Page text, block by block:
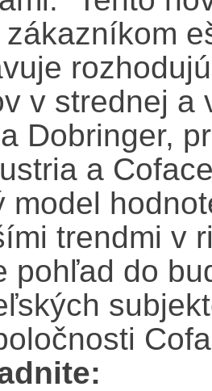
v strednej a
Dobringer,
a
model
trendmi v
pohľad do